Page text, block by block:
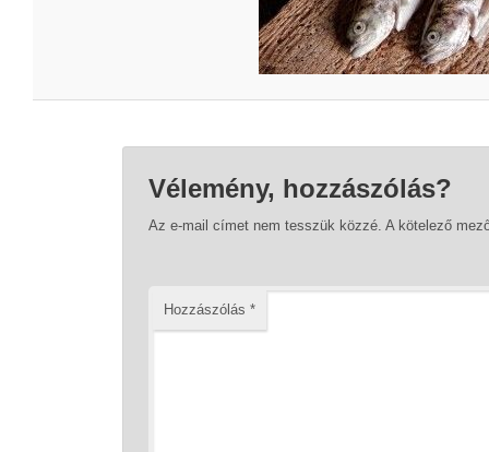
Vélemény, hozzászólás?
Az e-mail címet nem tesszük közzé. A kötelező
Hozzászólás *